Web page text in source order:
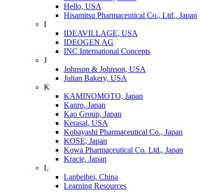
Hello, USA
Hisamitsu Pharmaceutical Co., Ltd., Japan
I
IDEAVILLAGE, USA
IDEOGEN AG
INC International Concepts
J
Johnson & Johnson, USA
Julian Bakery, USA
K
KAMINOMOTO, Japan
Kanro, Japan
Kao Group, Japan
Kerasal, USA
Kobayashi Pharmaceutical Co., Japan
KOSE, Japan
Kowa Pharmaceutical Co. Ltd., Japan
Kracie, Japan
L
Lanbeibei, China
Learning Resources